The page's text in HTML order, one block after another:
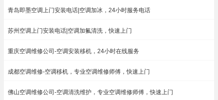
青岛即墨空调上门安装电话|空调加冰，24小时服务电话
苏州空调上门安装电话|空调加氟清洗，快速上门
重庆空调维修公司-空调安装移机，24小时在线服务
成都空调维修-空调移机，专业空调维修师傅，快速上门
佛山空调维修公司-空调清洗维护，专业空调维修师傅，快速上门